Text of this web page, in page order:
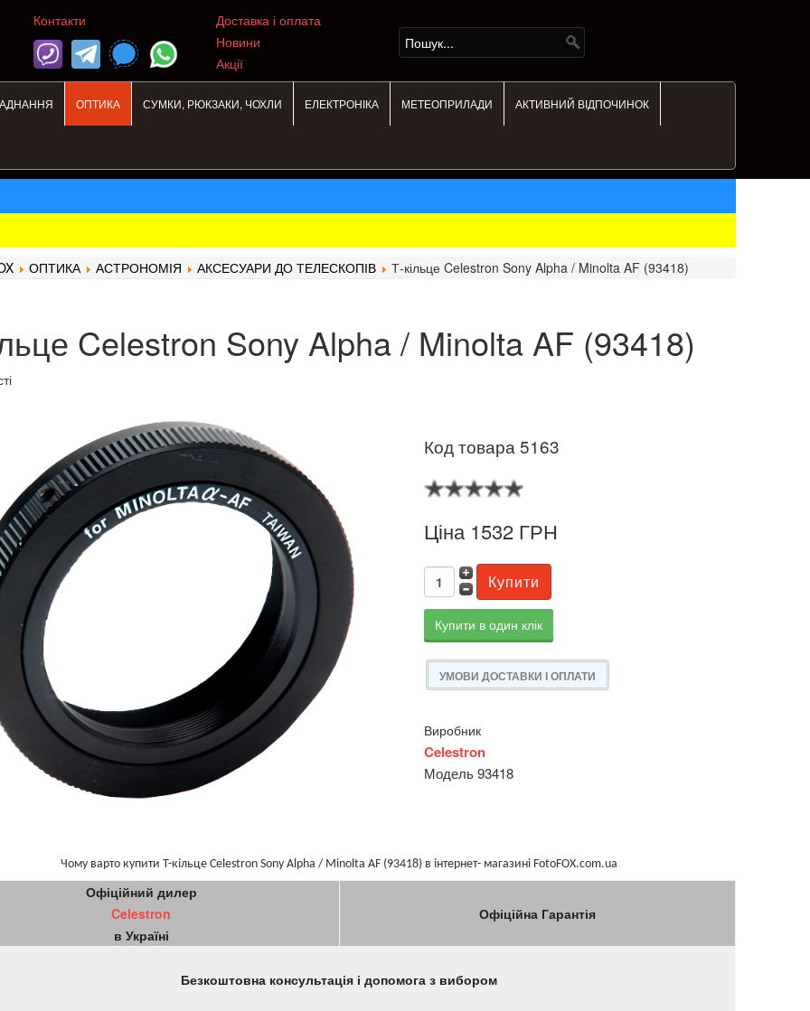
Контакти
Доставка і оплата
Новини
Акції
ОПТИКА СУМКИ, РЮКЗАКИ, ЧОХЛИ ЕЛЕКТРОНІКА МЕТЕОПРИЛАДИ АКТИВНИЙ ВІДПОЧИНОК
ОПТИКА АСТРОНОМІЯ АКСЕСУАРИ ДО ТЕЛЕСКОПІВ Т-кільце Celestron Sony Alpha / Minolta AF (93418)
Celestron Sony Alpha / Minolta AF (93418)
Код товара 5163
Ціна 1532 ГРН
Купити в один клік
УМОВИ ДОСТАВКИ І ОПЛАТИ
Виробник
Celestron
Модель 93418
Чому варто купити Т-кільце Celestron Sony Alpha / Minolta AF (93418) в інтернет- магазині FotoFOX.com.ua
Офіційний дилер
Celestron
в Україні
Офіційна Гарантія
Безкоштовна консультація і допомога з вибором